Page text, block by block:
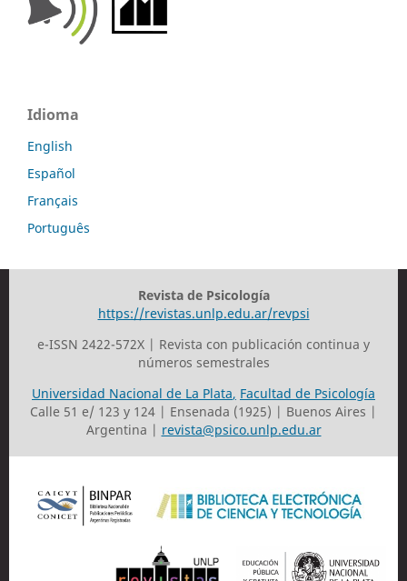
Idioma
English
Español
Français
Português
Revista de Psicología
https://revistas.unlp.edu.ar/revpsi
e-ISSN 2422-572X | Revista con publicación continua y
números semestrales
Universidad Nacional de La Plata, Facultad de Psicología
Calle 51 e/ 123 y 124 | Ensenada (1925) | Buenos Aires |
Argentina | revista@psico.unlp.edu.ar